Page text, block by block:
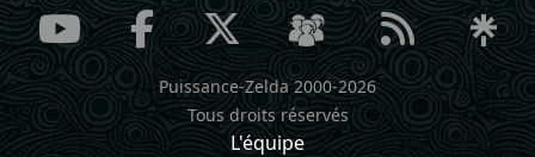
Puissance-Zelda 2000-2026
Tous droits réservés
L'équipe